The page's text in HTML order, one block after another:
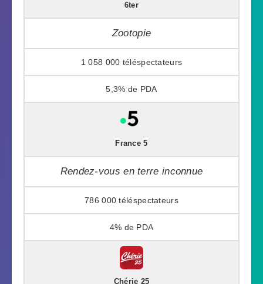
6ter
Zootopie
1 058 000
5,3%
France 5
Rendez-vous en terre inconnue
786 000
4%
Chérie 25